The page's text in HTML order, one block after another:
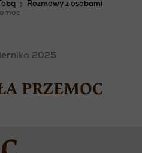
Rozmowy z osobami
2025
PRZEMOC